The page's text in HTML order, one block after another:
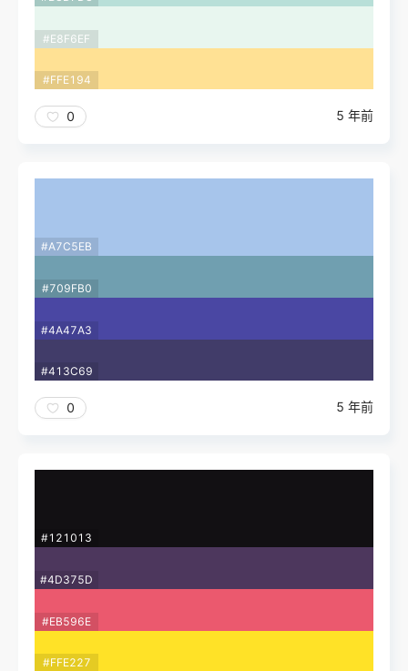
#E8F6EF
#FFE194
0 5 年前
#A7C5EB
#709FB0
#4A47A3
#413C69
0 5 年前
#121013
#4D375D
#EB596E
#FFE227